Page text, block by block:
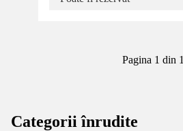
Pagina 1 din 1
Categorii înrudite